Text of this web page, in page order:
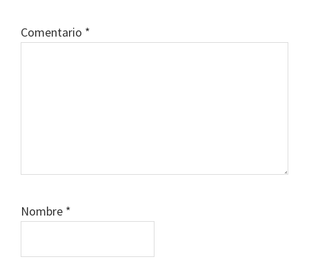
Comentario *
Nombre *